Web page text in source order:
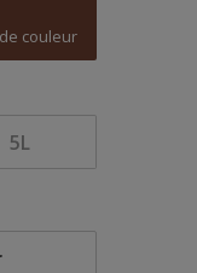
couleur
5L